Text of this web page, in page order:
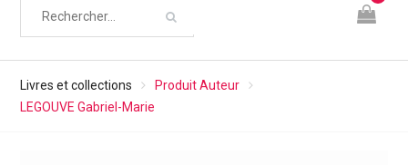
Livres et collections
Produit Auteur
LEGOUVE Gabriel-Marie